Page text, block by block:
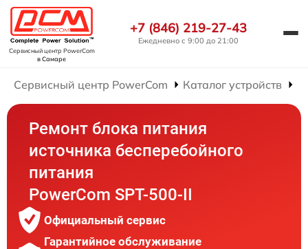
Сервисный центр PowerCom
в Самаре
+7 (846) 219-27-43
Ежедневно с 9:00 до 21:00
Сервисный центр PowerCom Каталог устройств
Ремонт блока питания
источника бесперебойного
питания
PowerCom SPT-500-II
Официальный сервис
Гарантийное обслуживание